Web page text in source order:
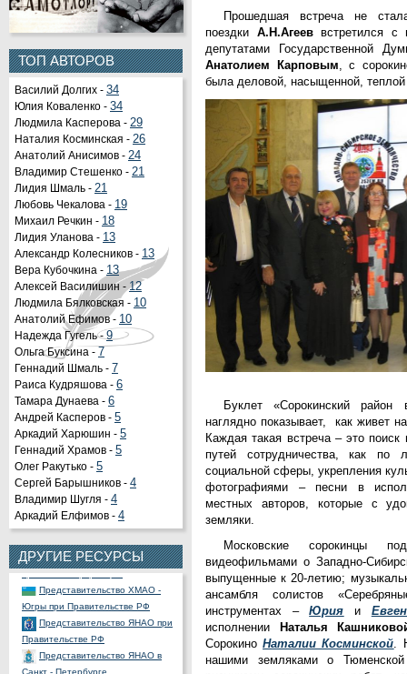
ТОП АВТОРОВ
Василий Долгих - 34
Юлия Коваленко - 34
Людмила Касперова - 29
Наталия Косминская - 26
Анатолий Анисимов - 24
Владимир Стешенко - 21
Лидия Шмаль - 21
Любовь Чекалова - 19
Михаил Речкин - 18
Лидия Уланова - 13
Александр Колесников - 13
Вера Кубочкина - 13
Алексей Василишин -12
Людмила Бялковская - 10
Анатолий Ефимов - 10
Надежда Гугель -9
Ольга Буксина - 7
Геннадий Шмаль - 7
Раиса Кудряшова - 6
Тамара Дунаева - 6
Андрей Касперов - 5
Аркадий Харюшин - 5
Геннадий Храмов - 5
Олег Ракутько - 5
Сергей Барышников - 4
Владимир Шугля - 4
Аркадий Елфимов - 4
ДРУГИЕ РЕСУРСЫ
Органы государственной
власти РФ
Портал государственных и
муниципальных услуг
Официальный портал
правовой информации
Представительство ХМАО -
Югры при Правительстве РФ
Представительство ЯНАО при
Правительстве РФ
Представительство ЯНАО в
Санкт - Петербурге
Прошедшая встреча не
поездки А.Н.Агееввстретился с
депутатами Государственной
Анатолием Карповым, с
была деловой, насыщенной,
Буклет «Сорокинский
наглядно показывает, как живет
Каждая такая встреча – это поиск
путей сотрудничества, как по
социальной сферы, укрепления
фотографиями – песни в
местных авторов, которые с
земляки.
Московские сорокинцы
видеофильмами о Западно-
выпущенные к 20-летию;
ансамбля солистов
инструментах –Юрия и
исполнении
Наталья
СорокиноНаталии Косминской.
нашими земляками о